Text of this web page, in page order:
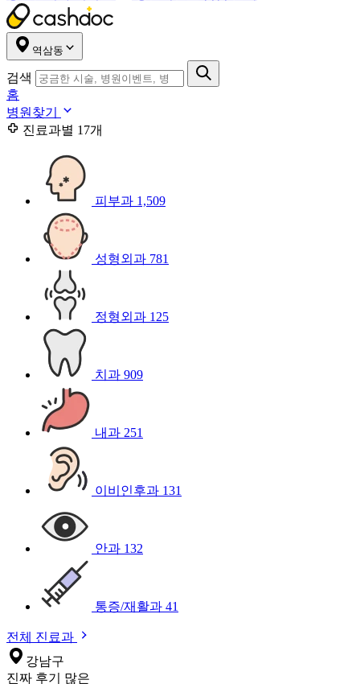
역삼동
검색
홈
병원찾기
진료과별 17개
피부과 1,509
성형외과 781
정형외과 125
치과 909
내과 251
이비인후과 131
안과 132
통증/재활과 41
전체 진료과
강남구
진짜 후기 많은